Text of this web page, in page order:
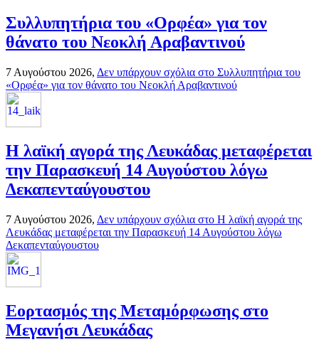
Συλλυπητήρια του «Ορφέα» για τον
θάνατο του Νεοκλή Αραβαντινού
7 Αυγούστου 2026, Δεν υπάρχουν σχόλια στο Συλλυπητήρια του
«Ορφέα» για τον θάνατο του Νεοκλή Αραβαντινού
Η λαϊκή αγορά της Λευκάδας μεταφέρεται
την Παρασκευή 14 Αυγούστου λόγω
Δεκαπενταύγουστου
7 Αυγούστου 2026, Δεν υπάρχουν σχόλια στο Η λαϊκή αγορά της
Λευκάδας μεταφέρεται την Παρασκευή 14 Αυγούστου λόγω
Δεκαπενταύγουστου
Εορτασμός της Μεταμόρφωσης στο
Μεγανήσι Λευκάδας